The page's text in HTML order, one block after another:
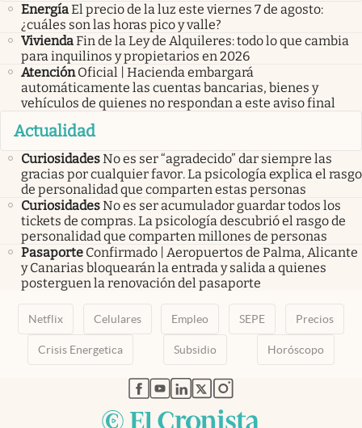
EnergíaEl precio de la luz este viernes 7 de agosto:
¿cuáles son las horas pico y valle?
ViviendaFin de la Ley de Alquileres: todo lo que cambia
para inquilinos y propietarios en 2026
Atención Oficial | Hacienda embargará
automáticamente las cuentas bancarias, bienes y
vehículos de quienes no respondan a este aviso final
Actualidad
CuriosidadesNo es ser “agradecido” dar siempre las
gracias por cualquier favor. La psicología explica el rasgo
de personalidad que comparten estas personas
CuriosidadesNo es ser acumulador guardar todos los
tickets de compras. La psicología descubrió el rasgo de
personalidad que comparten millones de personas
Pasaporte Confirmado | Aeropuertos de Palma, Alicante
y Canarias bloquearán la entrada y salida a quienes
posterguen la renovación del pasaporte
Netflix Celulares Empleo SEPE Precios
Crisis Energetica Subsidio Horóscopo
abre en nueva pestaña
abre en nueva pestaña
abre en nueva pestaña
abre en nueva pestaña
abre en nueva pestaña